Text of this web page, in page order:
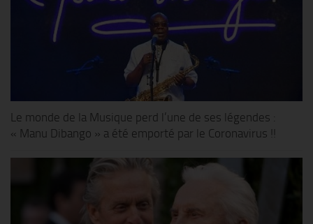
Le monde de la Musique perd l’une de ses légendes :
« Manu Dibango » a été emporté par le Coronavirus !!